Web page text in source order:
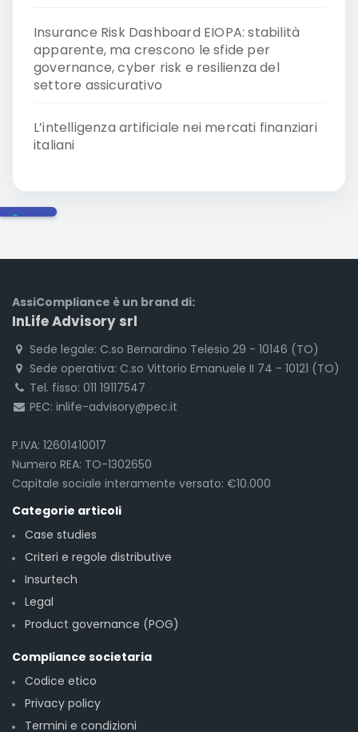
Insurance Risk Dashboard EIOPA: stabilità
apparente, ma crescono le sfide per
governance, cyber risk e resilienza del
settore assicurativo
L’intelligenza artificiale nei mercati finanziari
italiani
AssiCompliance è un brand di:
InLife Advisory srl
Sede legale: C.so Bernardino Telesio 29 - 10146 (TO)
Sede operativa: C.so Vittorio Emanuele II 74 - 10121 (TO)
Tel. fisso: 011 19117547
PEC: inlife-advisory@pec.it
P.IVA: 12601410017
Numero REA: TO-1302650
Capitale sociale interamente versato: €10.000
Categorie articoli
Case studies
Criteri e regole distributive
Insurtech
Legal
Product governance (POG)
Compliance societaria
Codice etico
Privacy policy
Termini e condizioni